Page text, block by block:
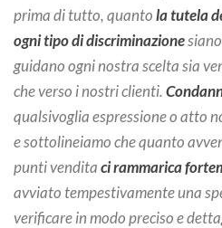
prima di tutto, quantola tutela
ogni tipo di discriminazione
guidano ogni nostra scelta sia
che verso i nostri clienti.
qualsivoglia espressione o atto
e sottolineiamo che quanto
punti venditaci rammarica
avviato tempestivamente una
verificare in modo preciso e